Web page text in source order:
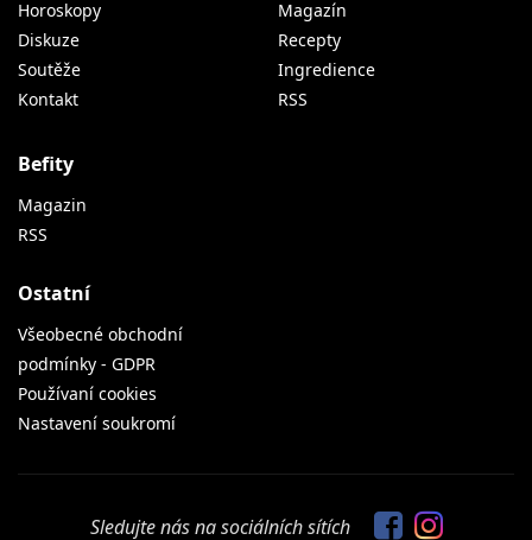
Horoskopy
Diskuze
Soutěže
Kontakt
Magazín
Recepty
Ingredience
RSS
Befity
Magazin
RSS
Ostatní
Všeobecné obchodní
podmínky - GDPR
Používaní cookies
Nastavení soukromí
Sledujte nás na sociálních sítích